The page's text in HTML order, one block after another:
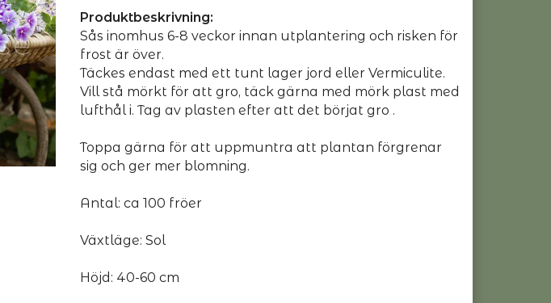
Produktbeskrivning:
Sås inomhus 6-8 veckor innan utplantering och risken för
frost är över.
Täckes endast med ett tunt lager jord eller Vermiculite.
Vill stå mörkt för att gro, täck gärna med mörk plast med
lufthål i. Tag av plasten efter att det börjat gro .
Toppa gärna för att uppmuntra att plantan förgrenar
sig och ger mer blomning.
Antal: ca 100 fröer
Växtläge: Sol
Höjd: 40-60 cm